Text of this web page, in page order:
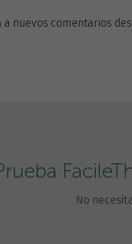
nuevos comentarios
No